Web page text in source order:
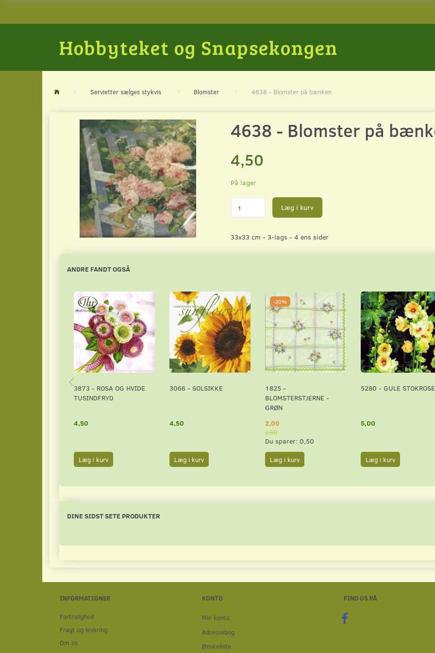
Hobbyteket og Snapsekongen
Servietter sælges stykvis Blomster 4638 - Blomster på bænken
4638 - Blomster på
4,50
På lager
Læg i kurv
33x33 cm - 3-lags - 4 ens sider
ANDRE FANDT OGSÅ
3873 - ROSA OG HVIDE
TUSINDFRYD
4,50
Læg i kurv
3066 - SOLSIKKE
4,50
Læg i kurv
-20%
1825 -
BLOMSTERSTJERNE -
GRØN
2,00
2,50
Du sparer: 0,50
Læg i kurv
5280 - GULE
5,00
Læg i kurv
DINE SIDST SETE PRODUKTER
INFORMATIONER
Fortrolighed
Fragt og levering
Om os
KONTO
Min konto
Adressebog
Ønskeliste
FIND OS PÅ